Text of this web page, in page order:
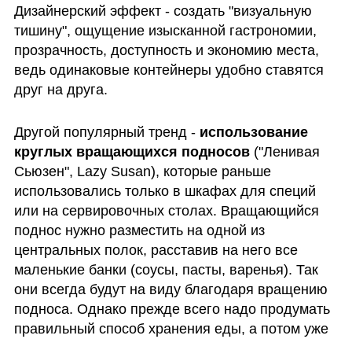
Дизайнерский эффект - создать "визуальную
тишину", ощущение изысканной гастрономии,
прозрачность, доступность и экономию места,
ведь одинаковые контейнеры удобно ставятся
друг на друга.
Другой популярный тренд - использование
круглых вращающихся подносов ("Ленивая
Сьюзен", Lazy Susan), которые раньше
использовались только в шкафах для специй
или на сервировочных столах. Вращающийся
поднос нужно разместить на одной из
центральных полок, расставив на него все
маленькие банки (соусы, пасты, варенья). Так
они всегда будут на виду благодаря вращению
подноса. Однако прежде всего надо продумать
правильный способ хранения еды, а потом уже